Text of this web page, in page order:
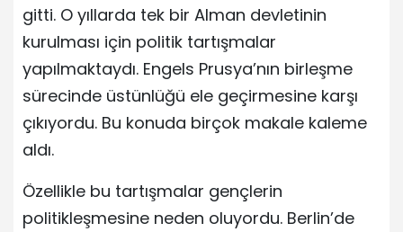
gitti. O yıllarda tek bir Alman devletinin
kurulması için politik tartışmalar
yapılmaktaydı. Engels Prusya’nın birleşme
sürecinde üstünlüğü ele geçirmesine karşı
çıkıyordu. Bu konuda birçok makale kaleme
aldı.
Özellikle bu tartışmalar gençlerin
politikleşmesine neden oluyordu. Berlin’de